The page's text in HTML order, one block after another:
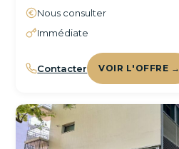
Nous consulter
Immédiate
Contacter VOIR L'OFFRE →